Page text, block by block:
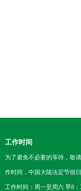
工作时间
为了避免不必要的等待，敬
作时间，中国大陆法定节假日
工作时间：周一至周六 早8：